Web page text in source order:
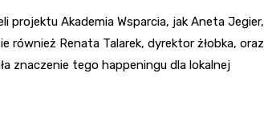
Akademia Wsparcia, jak Aneta Jegier,
również Renata Talarek, dyrektor żłobka, oraz
znaczenie tego happeningu dla lokalnej